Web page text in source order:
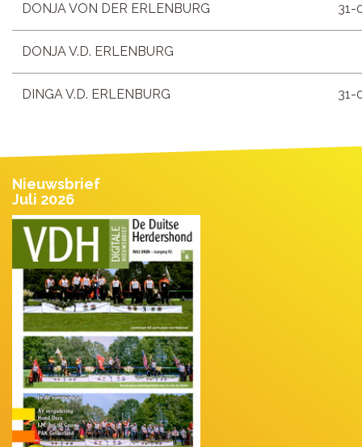
DONJA VON DER ERLENBURG 31-
DONJA V.D. ERLENBURG
DINGA V.D. ERLENBURG 31-
Nieuwsbrief
Juli 2026